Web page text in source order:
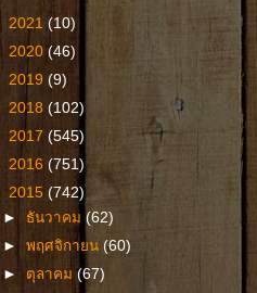
2021 (10)
2020 (46)
2019 (9)
2018 (102)
2017 (545)
2016 (751)
2015 (742)
► ธันวาคม(62)
►พฤศจิกายน(60)
► ตุลาคม(67)